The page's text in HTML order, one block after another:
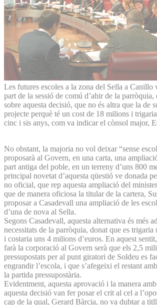
Les futures escoles a la zona del Sella a Canillo
part de la sessió de comú d’ahir de la
sobre aquesta decisió, que no és altra que la de
projecte perquè té un cost de 18 milions i
cinc i sis anys, com va indicar el cònsol major,
No obstant, la majoria no vol deixar “sense
proposarà al Govern, en una carta, una
part antiga del poble, en un terreny d’uns 800
principal novetat d’aquesta qüestió ve donada
no oficial, que rep aquesta ampliació del
que de manera oficiosa la titular de la cartera,
proposar a Casadevall una ampliació de les
d’una de nova al Sella.
Segons Casadevall, aquesta alternativa és més
necessitats de la parròquia, donat que es trigaria
i costaria uns 4 milions d’euros. En aquest
farà la corporació al Govern serà que els 2,5
pressupostats per al punt giratori de Soldeu es
engrandir l’escola, i que s’afegeixi el restant
la partida pressupostària.
Evidentment, aquesta aprovació i la manera amb
aquesta decisió van fer posar el crit al cel a
cap de la qual, Gerard Bàrcia, no va dubtar a